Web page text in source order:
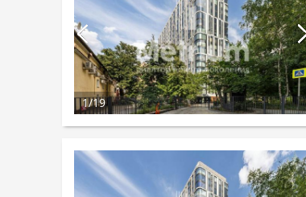
1/19